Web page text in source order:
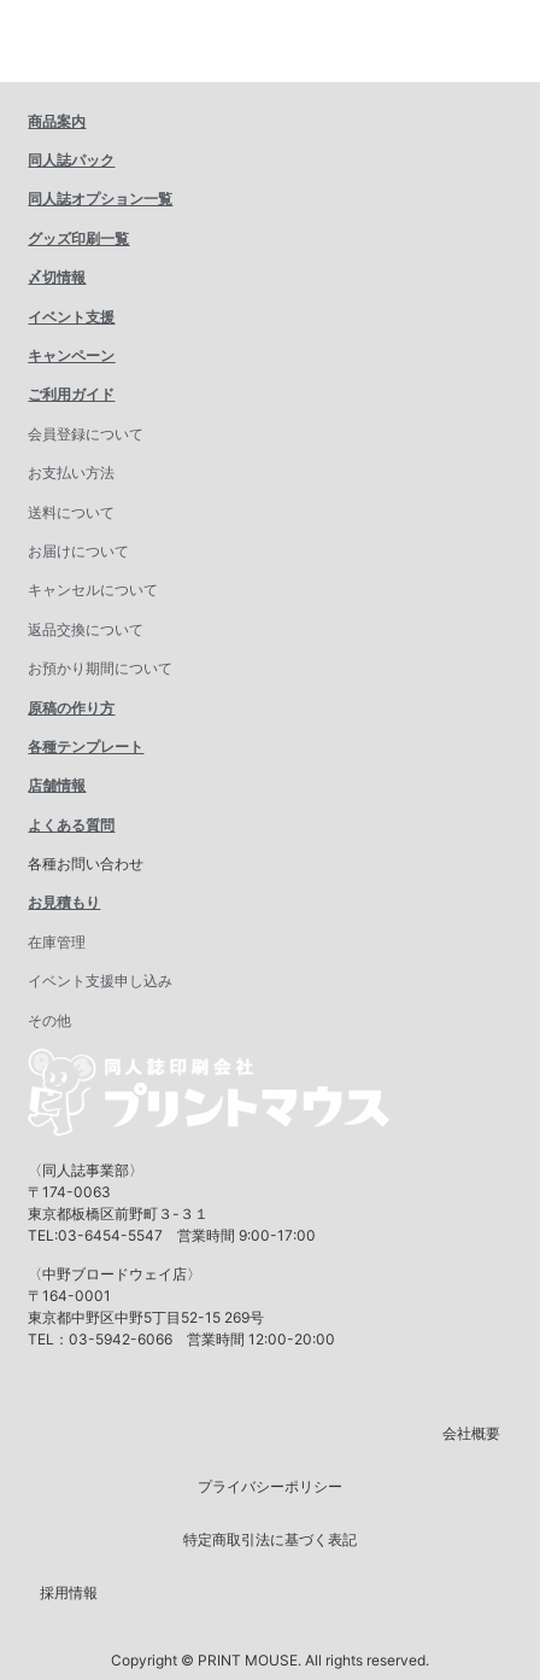
商品案内
同人誌パック
同人誌オプション一覧
グッズ印刷一覧
〆切情報
イベント支援
キャンペーン
ご利用ガイド
会員登録について
お支払い方法
送料について
お届けについて
キャンセルについて
返品交換について
お預かり期間について
原稿の作り方
各種テンプレート
店舗情報
よくある質問
各種お問い合わせ
お見積もり
在庫管理
イベント支援申し込み
その他
〈同人誌事業部〉
〒174-0063
東京都板橋区前野町３-３１
TEL:03-6454-5547 営業時間 9:00-17:00
〈中野ブロードウェイ店〉
〒164-0001
東京都中野区中野5丁目52-15 269号
TEL：03-5942-6066 営業時間 12:00-20:00
会社概要
プライバシーポリシー
特定商取引法に基づく表記
採用情報
Copyright © PRINT MOUSE. All rights reserved.